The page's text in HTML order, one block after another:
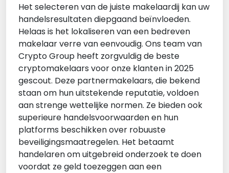
Het selecteren van de juiste makelaardij kan uw
handelsresultaten diepgaand beïnvloeden.
Helaas is het lokaliseren van een bedreven
makelaar verre van eenvoudig. Ons team van
Crypto Group heeft zorgvuldig de beste
cryptomakelaars voor onze klanten in 2025
gescout. Deze partnermakelaars, die bekend
staan om hun uitstekende reputatie, voldoen
aan strenge wettelijke normen. Ze bieden ook
superieure handelsvoorwaarden en hun
platforms beschikken over robuuste
beveiligingsmaatregelen. Het betaamt
handelaren om uitgebreid onderzoek te doen
voordat ze geld toezeggen aan een